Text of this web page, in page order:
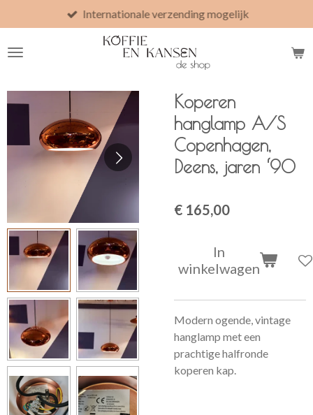
direct
naar
Internationale verzending mogelijk
Koperen
hanglamp A/S
Copenhagen,
Deens, jaren ‘90
€ 165,00
In
winkelwagen
Modern ogende, vintage
hanglamp met een
prachtige halfronde
koperen kap.